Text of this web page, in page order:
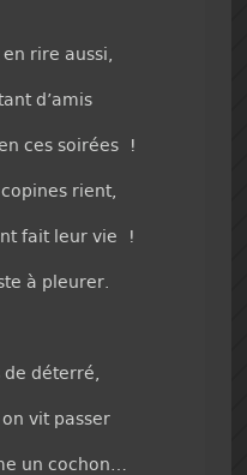
rire aussi,
d’amis
ces soirées !
rient,
fait leur vie !
à pleurer.
de déterré,
vit passer
un cochon…